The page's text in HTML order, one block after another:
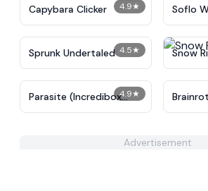
4.9★
Capybara Clicker Soflo
4.5★
Sprunk Undertaled Snow
4.9★
Parasite (Incredibox
Mod)
Advertisement